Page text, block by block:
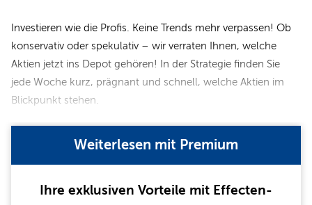
Investieren wie die Profis. Keine Trends mehr verpassen! Ob
konservativ oder spekulativ – wir verraten Ihnen, welche
Aktien jetzt ins Depot gehören! In der Strategie finden Sie
jede Woche kurz, prägnant und schnell, welche Aktien im
Blickpunkt stehen.​​​​​​
Weiterlesen mit Premium
Ihre exklusiven Vorteile mit Effecten-